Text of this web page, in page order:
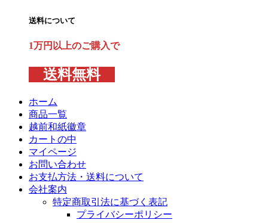
送料について
1万円以上のご購入で
送料無料
ホーム
商品一覧
越前和紙徽章
カートの中
マイページ
お問い合わせ
お支払方法・送料について
会社案内
特定商取引法に基づく表記
プライバシーポリシー